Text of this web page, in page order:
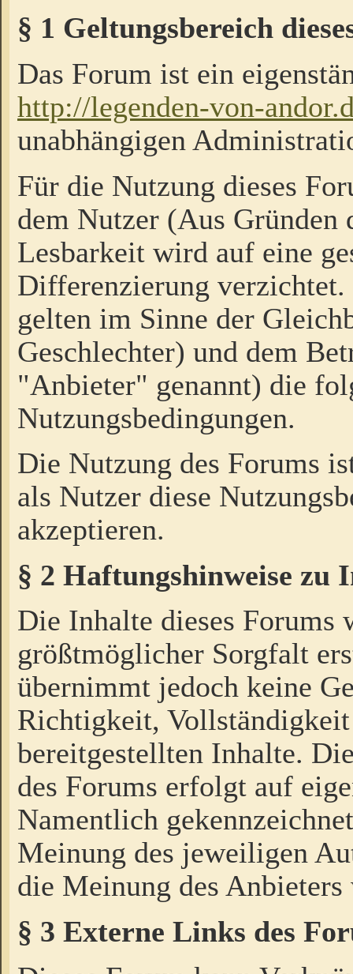
§ 1 Geltungsbereich
Das Forum ist ein
http://legenden-von-
unabhängigen
Für die Nutzung dieses
dem Nutzer (Aus Gründen
Lesbarkeit wird auf eine
Differenzierung
gelten im Sinne der
Geschlechter) und dem
"Anbieter" genannt) die
Nutzungsbedingungen.
Die Nutzung des Forums
als Nutzer diese
akzeptieren.
§ 2 Haftungshinweise zu
Die Inhalte dieses Forums
größtmöglicher Sorgfalt
übernimmt jedoch keine
Richtigkeit,
bereitgestellten Inhalte.
des Forums erfolgt auf
Namentlich
Meinung des jeweiligen
die Meinung des Anbieters
§ 3 Externe Links des